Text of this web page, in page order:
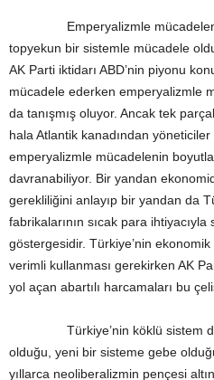
Emperyalizmle mücadelenin
topyekun bir sistemle mücadele
AK Parti iktidarı ABD’nin piyonu
mücadele ederken emperyalizmle
da tanışmış oluyor. Ancak tek
hala Atlantik kanadından
emperyalizmle mücadelenin
davranabiliyor. Bir yandan
gerekliliğini anlayıp bir yandan da
fabrikalarının sıcak para ihtiyacıyla
göstergesidir. Türkiye’nin ekonomik
verimli kullanması gerekirken AK
yol açan abartılı harcamaları bu
Türkiye’nin köklü sistem
olduğu, yeni bir sisteme gebe
yıllarca neoliberalizmin pençesi